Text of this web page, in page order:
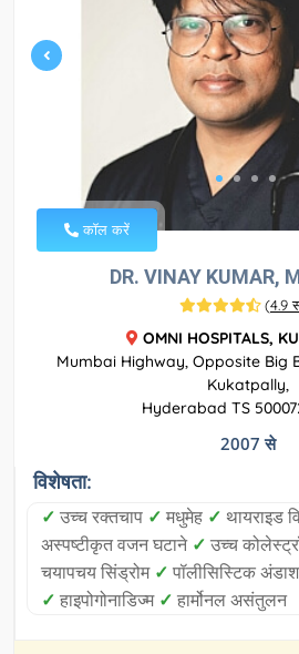
कॉल करें
DR. VINAY KUMAR,
(4.9
OMNI HOSPITALS,
Mumbai Highway, Opposite Big
Kukatpally,
Hyderabad TS
2007 से
विशेषता:
✓ उच्च रक्तचाप ✓ मधुमेह ✓ थायराइड
अस्पष्टीकृत वजन घटाने ✓ उच्च
चयापचय सिंड्रोम ✓ पॉलीसिस्टिक
✓ हाइपोगोनाडिज्म ✓ हार्मोनल असंतुलन